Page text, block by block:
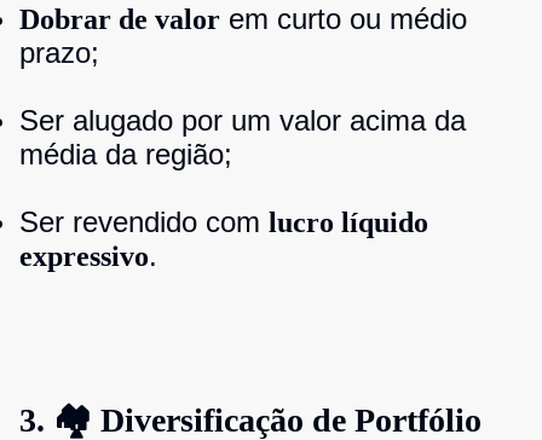
Dobrar de valor em curto ou médio
prazo;
Ser alugado por um valor acima da
média da região;
Ser revendido com lucro líquido
expressivo.
3. 🏘️ Diversificação de Portfólio